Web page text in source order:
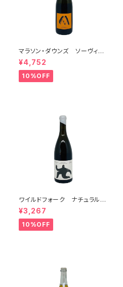
マラソン・ダウンズ ソーヴィニ
ヨン・ブラン ペティアンナチュ
ール 2022
¥4,752
10%OFF
ワイルドフォーク ナチュラル
シャルドネ 2023
¥3,267
10%OFF